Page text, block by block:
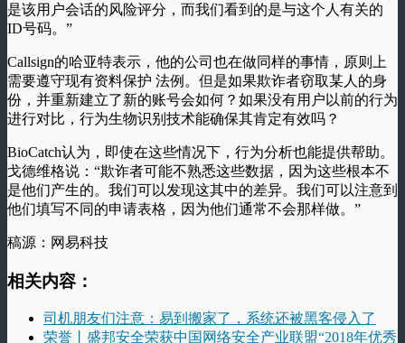
是该用户会话的风险评分，而我们看到的是与这个人有关的
ID号码。”
Callsign的哈亚特表示，他的公司也在做同样的事情，原则上
需要遵守现有资料保护 法例。但是如果欺诈者窃取某人的身
份，并重新建立了新的账号会如何？如果没有用户以前的行为
进行对比，行为生物识别技术能确保其肯定有效吗？
BioCatch认为，即使在这些情况下，行为分析也能提供帮助。
戈德维格说：“欺诈者可能不熟悉这些数据，因为这些根本不
是他们产生的。我们可以发现这其中的差异。我们可以注意到
他们填写不同的申请表格，因为他们通常不会那样做。”
稿源：网易科技
相关内容：
司机朋友们注意：易到搬家了，系统还被黑客侵入了
荣誉丨盛邦安全荣获中国网络安全产业联盟“2018年优秀